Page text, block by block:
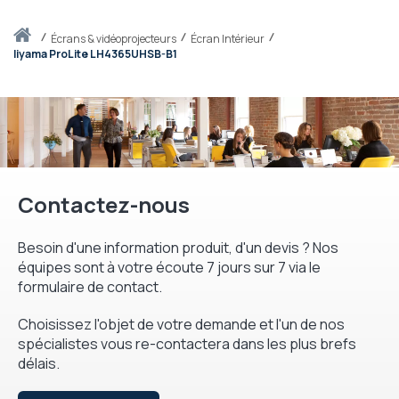
Accueilécrans & vidéoprojecteurs
Écran Intérieur
Iiyama ProLite LH4365UHSB-B1
Contactez-nous
Besoin d'une information produit, d'un devis ? Nos
équipes sont à votre écoute 7 jours sur 7 via le
formulaire de contact.
Choisissez l'objet de votre demande et l'un de nos
spécialistes vous re-contactera dans les plus brefs
délais.